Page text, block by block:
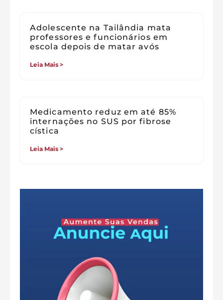
Adolescente na Tailândia mata
professores e funcionários em
escola depois de matar avós
Leia Mais >
Medicamento reduz em até 85%
internações no SUS por fibrose
cística
Leia Mais >